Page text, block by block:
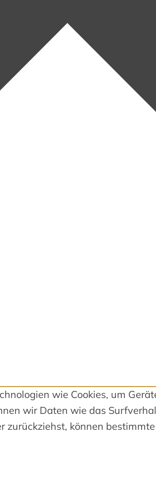
wie Cookies, um
wir Daten wie das
können